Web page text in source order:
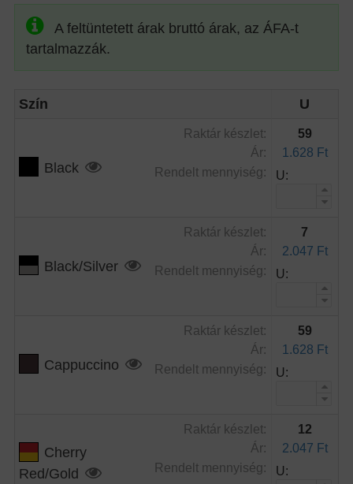
A feltüntetett árak bruttó árak, az ÁFA-t
tartalmazzák.
Szín U
Black
Raktár készlet:
Ár:
Rendelt mennyiség:
59
1.628 Ft
U:
Black/Silver
Raktár készlet:
Ár:
Rendelt mennyiség:
7
2.047 Ft
U:
Cappuccino
Raktár készlet:
Ár:
Rendelt mennyiség:
59
1.628 Ft
U:
Cherry
Red/Gold
Raktár készlet:
Ár:
Rendelt mennyiség:
12
2.047 Ft
U: